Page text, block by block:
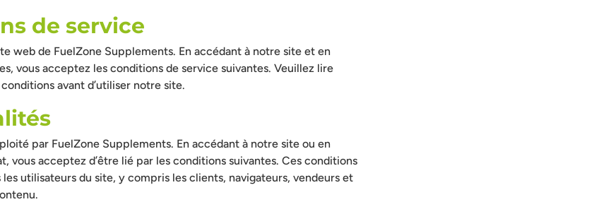
de service
web de FuelZone Supplements. En accédant à notre site et en
vous acceptez les conditions de service suivantes. Veuillez lire
avant d’utiliser notre site.
par FuelZone Supplements. En accédant à notre site ou en
vous acceptez d’être lié par les conditions suivantes. Ces conditions
les utilisateurs du site, y compris les clients, navigateurs, vendeurs et